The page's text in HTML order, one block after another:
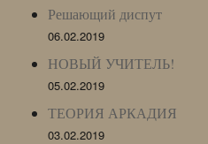
Решающий диспут
06.02.2019
НОВЫЙ УЧИТЕЛЬ!
05.02.2019
ТЕОРИЯ АРКАДИЯ
03.02.2019